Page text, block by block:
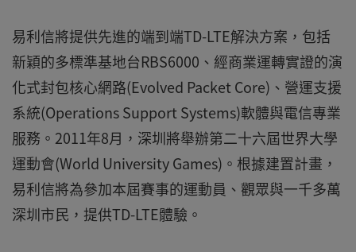
易利信將提供先進的端到端TD-LTE解決方案，包括
新穎的多標準基地台RBS6000、經商業運轉實證的演
化式封包核心網路(Evolved Packet Core)、營運支援
系統(Operations Support Systems)軟體與電信專業
服務。2011年8月，深圳將舉辦第二十六屆世界大學
運動會(World University Games)。根據建置計畫，
易利信將為參加本屆賽事的運動員、觀眾與一千多萬
深圳市民，提供TD-LTE體驗。